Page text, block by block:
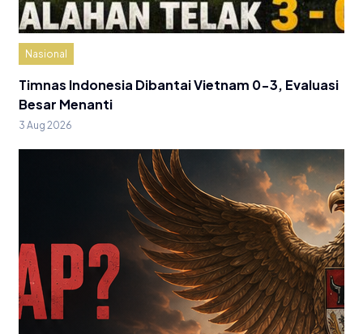
Nasional
Timnas Indonesia Dibantai Vietnam 0-3, Evaluasi
Besar Menanti
3 Aug 2026